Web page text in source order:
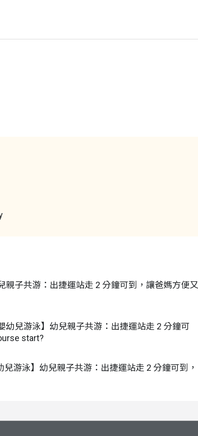
親子共游：出捷運站走 2 分鐘可到，讓爸媽方便又
幼兒游泳】幼兒親子共游：出捷運站走 2 分鐘可
start?
游泳】幼兒親子共游：出捷運站走 2 分鐘可到，